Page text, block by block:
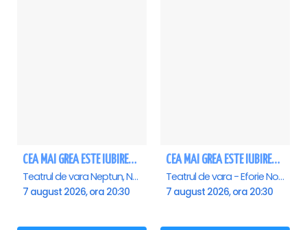
CEA MAI GREA ESTE IUBIREA - Neptun
Teatrul de vara Neptun, Neptun
7 august 2026, ora 20:30
CEA MAI GREA ESTE IUBIREA - Eforie Nord
Teatrul de vara - Eforie Nord, Eforie-Nord
7 august 2026, ora 20:30